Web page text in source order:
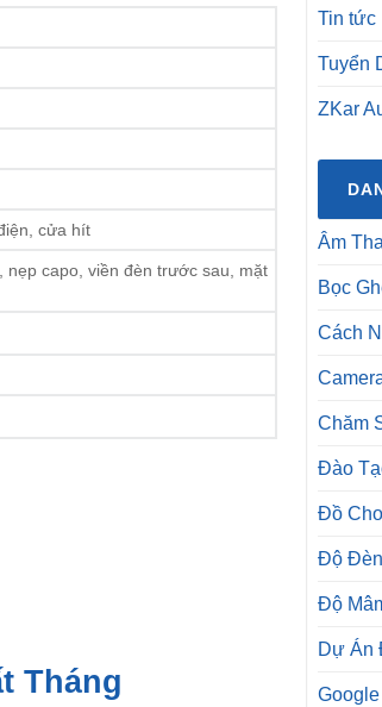
cửa hít
capo, viền đèn trước sau, mặt
Tháng
Tin tức
Tuyển
ZKar
Âm
Bọc
Cách
Chăm
Đào
Đồ
Độ
Độ
Dự Án